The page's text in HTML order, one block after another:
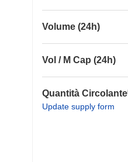
Volume (24h)
Vol / M Cap (24h)
Quantità Circolante
Update supply form